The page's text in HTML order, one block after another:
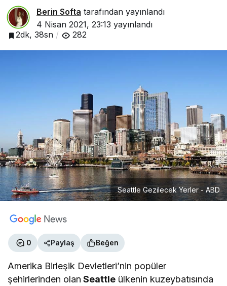
Berin Softa tarafından yayınlandı
4 Nisan 2021, 23:13 yayınlandı
2dk, 38sn
282
Seattle Gezilecek Yerler - ABD
0 Paylaş Beğen
Amerika Birleşik Devletleri’nin popüler
şehirlerinden olan Seattle ülkenin kuzeybatısında